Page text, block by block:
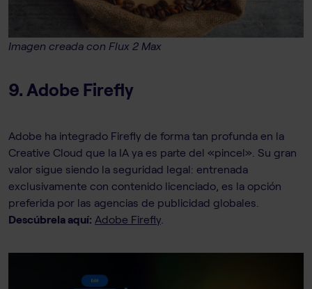
Imagen creada con Flux 2 Max
9. Adobe Firefly
Adobe ha integrado Firefly de forma tan profunda en la
Creative Cloud que la IA ya es parte del «pincel». Su gran
valor sigue siendo la seguridad legal: entrenada
exclusivamente con contenido licenciado, es la opción
preferida por las agencias de publicidad globales.
Descúbrela aquí: Adobe Firefly